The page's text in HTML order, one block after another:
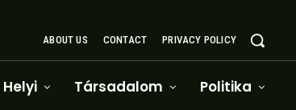
ABOUT US CONTACT PRIVACY POLICY
Helyi Társadalom Politika